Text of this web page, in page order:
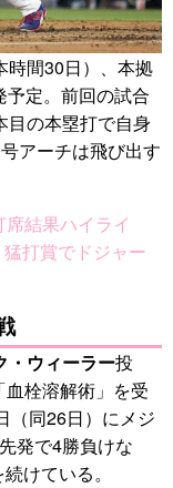
時間30日）、本拠
定。前回の試合
目の本塁打で自身
アーチは飛び出す
結果ハイライ
猛打賞でドジャー
・ウィーラー投
栓溶解術」を受
（同26日）にメジ
発で4勝負けな
けている。